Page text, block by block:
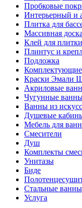
Пробковые
Интерьерный и
Плитка для
Массивная доска
Клей для
Плинтус и
Подложка
Комплектующие
Краски Эмали
Акриловые
Чугунные
Ванны из
Душевые
Мебель для
Смесители
Душ
Комплекты
Унитазы
Биде
Стальные ванны
Услуга